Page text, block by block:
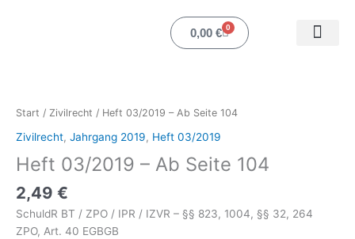
0,00 € 0
Warenkorb
Start / Zivilrecht / Heft 03/2019 – Ab Seite 104
Zivilrecht, Jahrgang 2019, Heft 03/2019
Heft 03/2019 – Ab Seite 104
2,49 €
SchuldR BT / ZPO / IPR / IZVR – §§ 823, 1004, §§ 32, 264
ZPO, Art. 40 EGBGB
-
Seite
104